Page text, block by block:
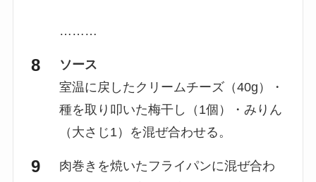
………
ソース
室温に戻したクリームチーズ（40g）・
種を取り叩いた梅干し（1個）・みりん
（大さじ1）を混ぜ合わせる。
肉巻きを焼いたフライパンに混ぜ合わ